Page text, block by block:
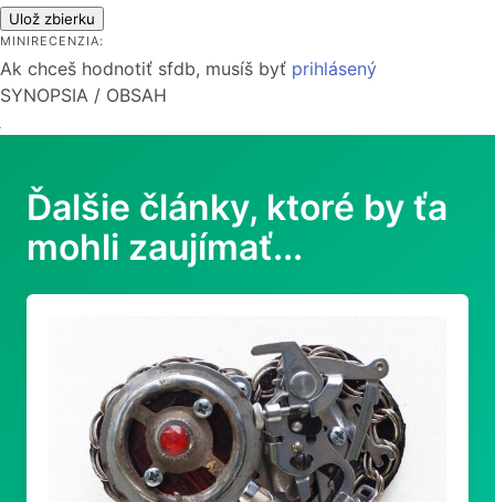
Ulož zbierku
MINIRECENZIA:
Ak chceš hodnotiť sfdb, musíš byť prihlásený
SYNOPSIA / OBSAH
Ďalšie články, ktoré by ťa
mohli zaujímať...